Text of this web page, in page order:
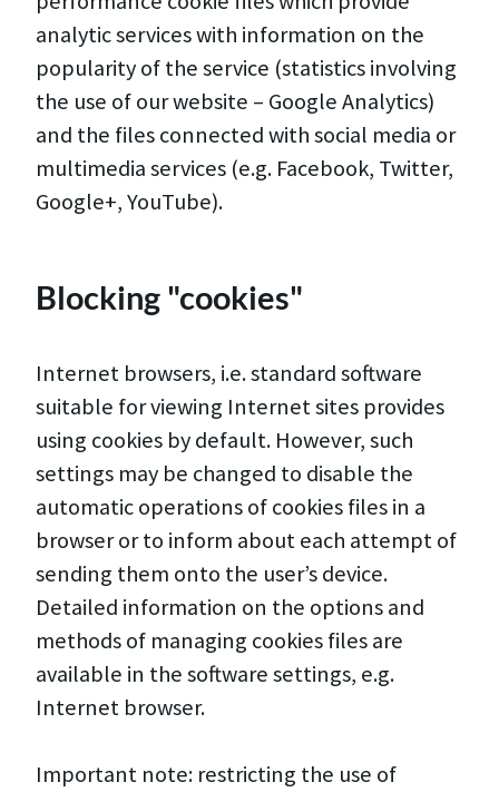
analytic services with information on the
popularity of the service (statistics involving
the use of our website – Google Analytics)
and the files connected with social media or
multimedia services (e.g. Facebook, Twitter,
Google+, YouTube).
Blocking "cookies"
Internet browsers, i.e. standard software
suitable for viewing Internet sites provides
using cookies by default. However, such
settings may be changed to disable the
automatic operations of cookies files in a
browser or to inform about each attempt of
sending them onto the user’s device.
Detailed information on the options and
methods of managing cookies files are
available in the software settings, e.g.
Internet browser.
Important note: restricting the use of